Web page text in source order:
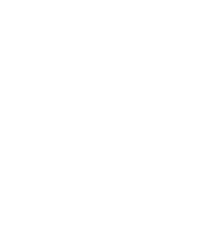
商品です。
を出す予定はありません。
確認中の商品です。